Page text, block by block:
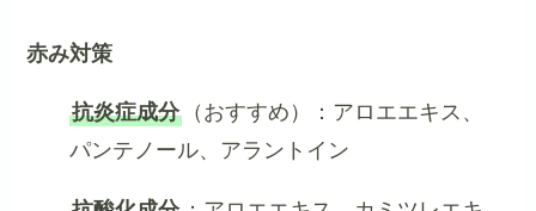
赤み対策
抗炎症成分 （おすすめ）：アロエエキス、
パンテノール、アラントイン